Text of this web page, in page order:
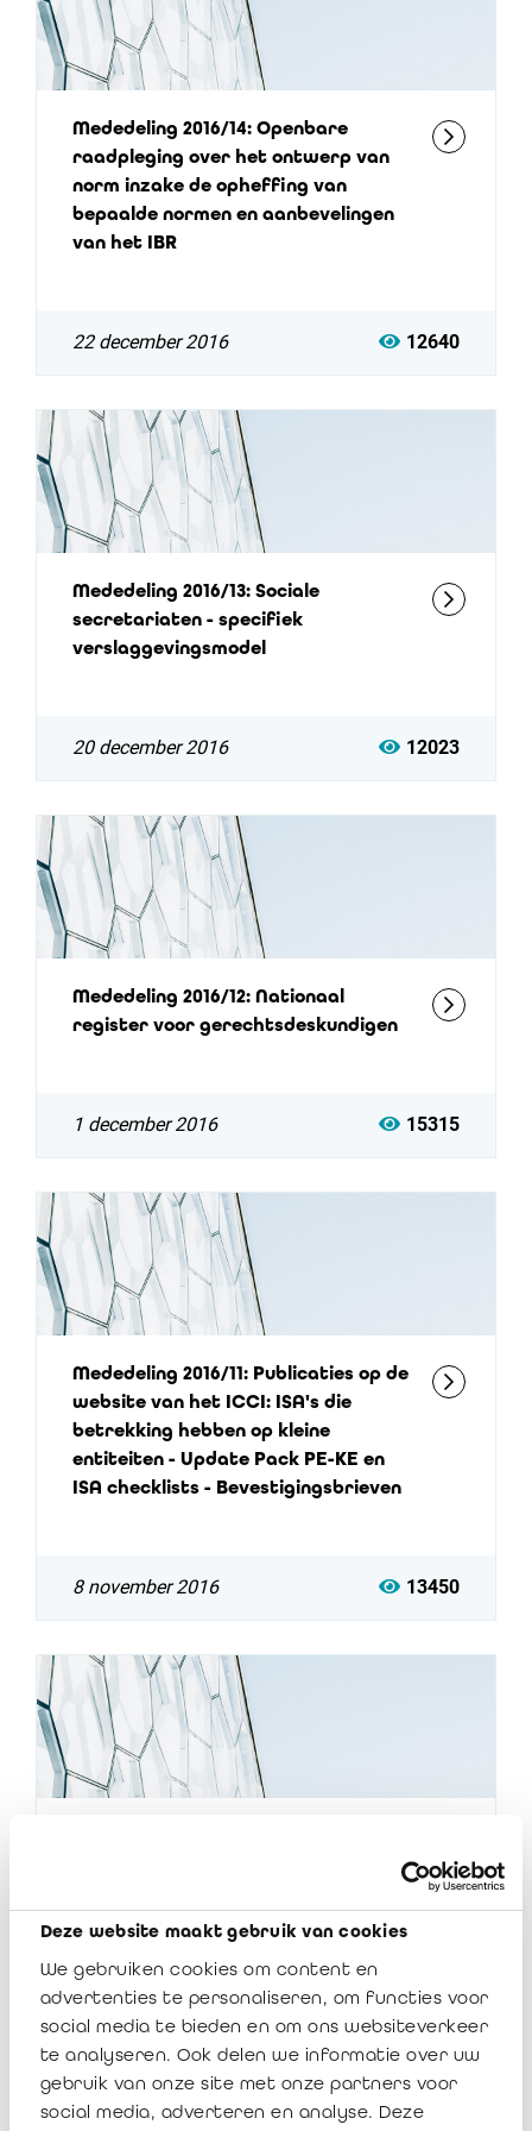
Deze website maakt gebruik van cookies
We gebruiken cookies om content en
advertenties te personaliseren, om functies voor
social media te bieden en om ons websiteverkeer
te analyseren. Ook delen we informatie over uw
gebruik van onze site met onze partners voor
social media, adverteren en analyse. Deze
Mededeling 2016/14: Openbare
raadpleging over het ontwerp van
norm inzake de opheffing van
bepaalde normen en aanbevelingen
van het IBR
22 december 2016 12640
Mededeling 2016/13: Sociale
secretariaten - specifiek
verslaggevingsmodel
20 december 2016 12023
Mededeling 2016/12: Nationaal
register voor gerechtsdeskundigen
1 december 2016 15315
Mededeling 2016/11: Publicaties op de
website van het ICCI: ISA's die
betrekking hebben op kleine
entiteiten - Update Pack PE-KE en
ISA checklists - Bevestigingsbrieven
8 november 2016 13450
Provinciebedrijven (APB’s) – Volgen
van ICCI-seminarie Controle van de
autonome gemeentebedrijven
(AGB’s)
4 oktober 2016 13284